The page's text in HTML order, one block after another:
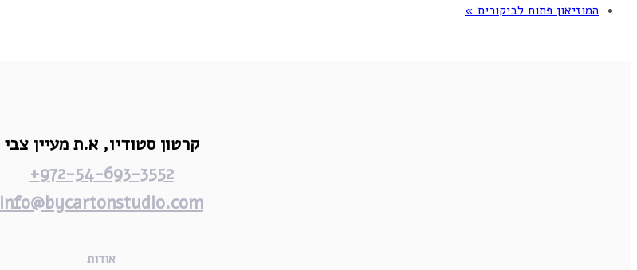
המוזיאון פתוח לביקורים »
קרטון סטודיו,א.ת מעיין צבי
972-54-693-3552+
info@bycartonstudio.com
אודות